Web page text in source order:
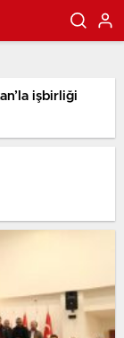
işbirliği